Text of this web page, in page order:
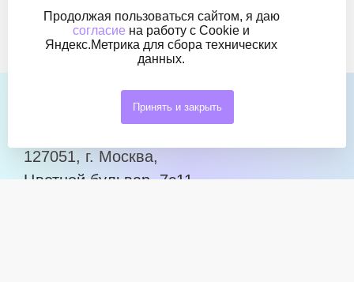
127051, г. Москва,
Цветной бульвар, 7с11
Продолжая пользоваться сайтом, я даю
согласие на работу с Cookie и
Яндекс.Метрика для сбора технических
данных.
Принять и закрыть